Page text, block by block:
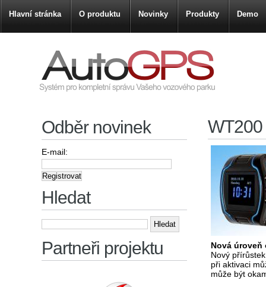
Hlavní stránka O produktu Novinky Produkty Demo
Odběr novinek
E-mail:
Hledat
Vyhledávání
Partneři projektu
Nová
Nový
při aktivaci
může být